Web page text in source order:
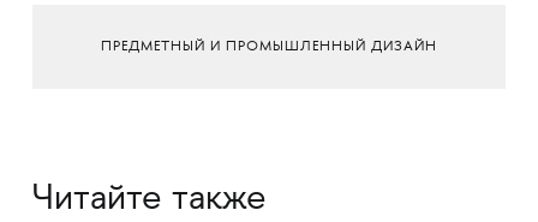
ПРЕДМЕТНЫЙ И ПРОМЫШЛЕННЫЙ ДИЗАЙН
Читайте также